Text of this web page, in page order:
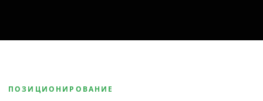
ПОЗИЦИОНИРОВАНИЕ